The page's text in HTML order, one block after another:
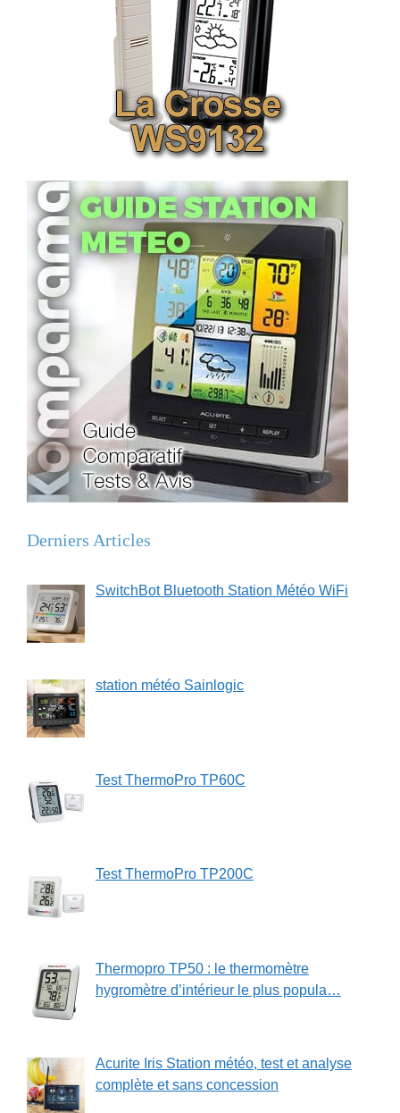
Derniers Articles
SwitchBot Bluetooth Station Météo WiFi
station météo Sainlogic
Test ThermoPro TP60C
Test ThermoPro TP200C
Thermopro TP50 : le thermomètre
hygromètre d’intérieur le plus popula…
Acurite Iris Station météo, test et analyse
complète et sans concession